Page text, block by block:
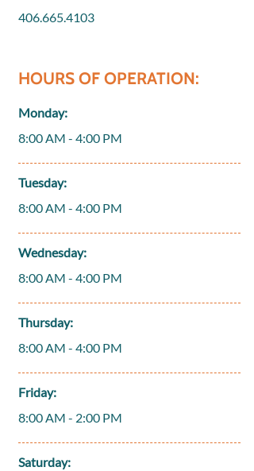
406.665.4103
HOURS OF OPERATION:
Monday:
8:00 AM - 4:00 PM
Tuesday:
8:00 AM - 4:00 PM
Wednesday:
8:00 AM - 4:00 PM
Thursday:
8:00 AM - 4:00 PM
Friday:
8:00 AM - 2:00 PM
Saturday: